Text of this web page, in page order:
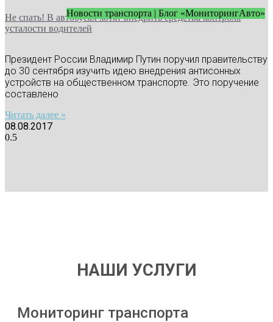
Новости транспорта | Блог «МониторингАвто»
Не спать! В автобусах хотят внедрить средства контроля
усталости водителей
Президент России Владимир Путин поручил правительству
до 30 сентября изучить идею внедрения антисонных
устройств на общественном транспорте. Это поручение
составлено
Читать далее »
08.08.2017
НАШИ УСЛУГИ
Мониторинг транспорта